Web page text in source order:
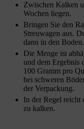
Zwischen Kalken
Wochen liegen.
Bringen Sie den
Streuwagen aus.
dann in den Boden.
Die Menge ist
und dem Ergebnis
100 Gramm pro
bei schweren
der Verpackung.
In der Regel reicht
zu kalken.